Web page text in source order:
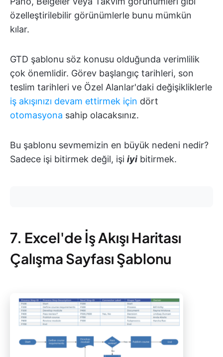
özelleştirilebilir görünümlerle bunu mümkün
kılar.
GTD şablonu söz konusu olduğunda verimlilik
çok önemlidir. Görev başlangıç tarihleri, son
teslim tarihleri ve Özel Alanlar'daki değişikliklerle
iş akışınızı devam ettirmek için dört
otomasyona sahip olacaksınız.
Bu şablonu sevmemizin en büyük nedeni nedir?
Sadece işi bitirmek değil, işi iyi bitirmek.
7. Excel'de İş Akışı Haritası
Çalışma Sayfası Şablonu